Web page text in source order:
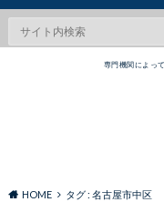
専門機関によっ
HOME タグ : 名古屋市中区